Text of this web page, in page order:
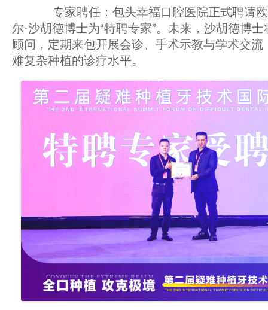
专家聘任：包头幸福口腔医院正式聘请欧
尔·沙胡德博士为“特聘专家”。未来，沙胡德博
顾问，定期来包开展会诊、手术示教与学术交流
难复杂种植的诊疗水平。